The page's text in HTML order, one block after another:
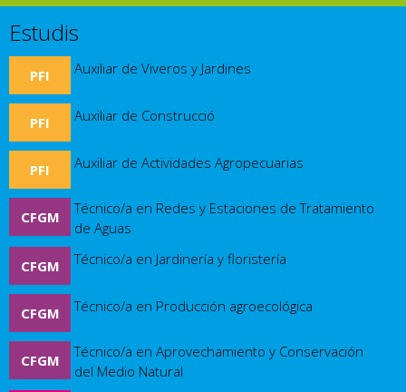
Estudis
PFI Auxiliar de Viveros y Jardines
PFI Auxiliar de Construcció
PFI Auxiliar de Actividades Agropecuarias
CFGM
Técnico/a en Redes y Estaciones de Tratamiento
de Aguas
CFGM Técnico/a en Jardinería y floristería
CFGM Técnico/a en Producción agroecológica
CFGM
Técnico/a en Aprovechamiento y Conservación
del Medio Natural